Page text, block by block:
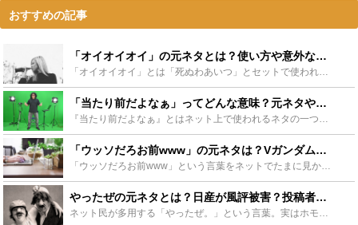
おすすめの記事
「オイオイオイ」の元ネタとは？使い方や意外な派生作品など紹介！ - Leisurego(レジャーゴー)
「オイオイオイ」とは「死ぬわあいつ」とセットで使われるワードで、使いやすい煽り文句としてSNSや2chなどで話題に。この記事では「オイオイオイ」の元ネタ・使い方やコラ画像、フリー素材“いらすとや”で...
「当たり前だよなぁ」ってどんな意味？元ネタや使い方、返し方をご紹介！ - Leisurego(レジャーゴー)
『当たり前だよなぁ』とはネット上で使われるネタの一つです。意味は言葉のままの部分もありますが、そうではない側面もあります。今回はネット上で人気のフレーズ『当たり前だよなぁ』の元ネタと使い方をご紹介し...
「ウッソだろお前www」の元ネタは？Vガンダムやグラブルのネタも - Leisurego(レジャーゴー)
「ウッソだろお前www」という言葉をネットでたまに見かけますが、意味や元ネタ知っている方はどれだけいるでしょうか？元ネタが世の中に出てきたのはかなり前になるので知らなくても当然です。この記事では「ウ...
やったぜの元ネタとは？日産が風評被害？投稿者や関連動画なども紹介 - Leisurego(レジャーゴー)
ネット民が多用する「やったぜ。」という言葉。実はホモネタのコピペが元ネタとなっています。そんな「やったぜ。」を生み出した変態糞親父とはどんな人物なのでしょうか？今回は「やったぜ。」の元ネタや関連動画...